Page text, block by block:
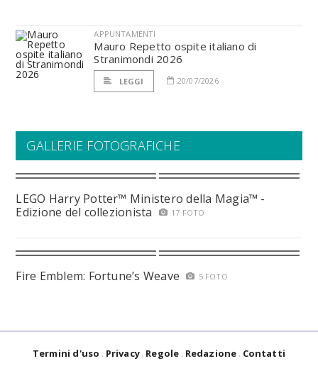
APPUNTAMENTI
Mauro Repetto ospite italiano di
Stranimondi 2026
LEGGI 20/07/2026
GALLERIE FOTOGRAFICHE
LEGO Harry Potter™ Ministero della Magia™ -
Edizione del collezionista
17 FOTO
Fire Emblem: Fortune’s Weave 5 FOTO
Termini d'uso Privacy Regole Redazione Contatti